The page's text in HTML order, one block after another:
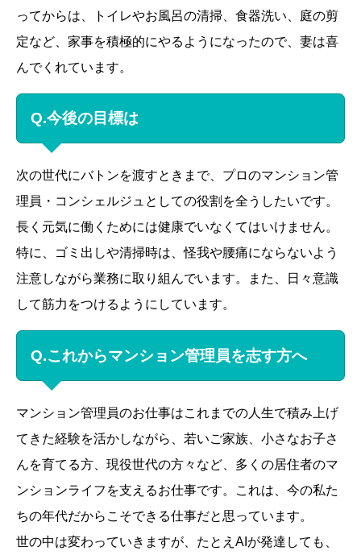
ってからは、トイレやお風呂の清掃、食器洗い、庭の剪
定など、家事を積極的にやるようになったので、妻は喜
んでくれています。
Q.今後の目標は
次の世代にバトンを渡すときまで、プロのマンション管
理員・コンシェルジュとしての役割を全うしたいです。
長く元気に働くためには健康でいなくてはいけません。
特に、ゴミ出しや清掃時は、怪我や腰痛にならないよう
注意しながら業務に取り組んでいます。また、日々意識
して筋力をつけるようにしています。
Q.これからマンション管理員を志す方へ
マンション管理員のお仕事はこれまでの人生で積み上げ
てきた経験を活かしながら、若いご家族、小さなお子さ
んを育てる方、現役世代の方々など、多くの居住者のマ
ンションライフを支えるお仕事です。これは、今の私た
ちの年代だからこそできる仕事だと思っています。
世の中は変わっていきますが、たとえAIが発達しても、